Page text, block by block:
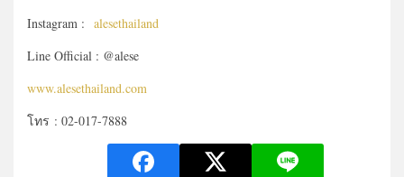
Instagram : alesethailand
Line Official : @alese
www.alesethailand.com
โทร : 02-017-7888